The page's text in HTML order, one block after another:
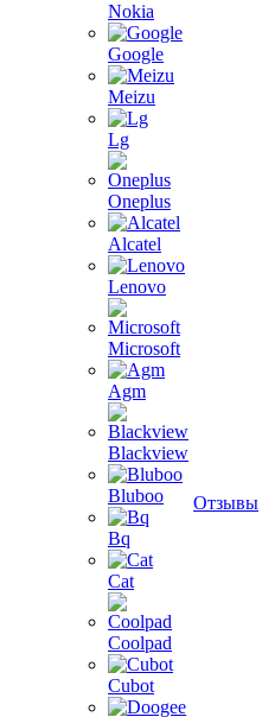
Nokia
Google
Meizu
Lg
Oneplus
Alcatel
Lenovo
Microsoft
Agm
Blackview
Bluboo
Bq
Cat
Coolpad
Cubot
Отзывы